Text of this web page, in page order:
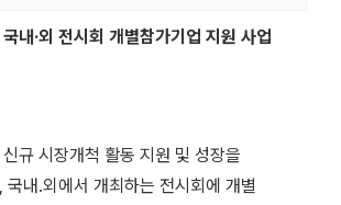
내·외 전시회 개별참가기업 지원 사업
규 시장개척 활동 지원 및 성장을
내․외에서 개최하는 전시회에 개별